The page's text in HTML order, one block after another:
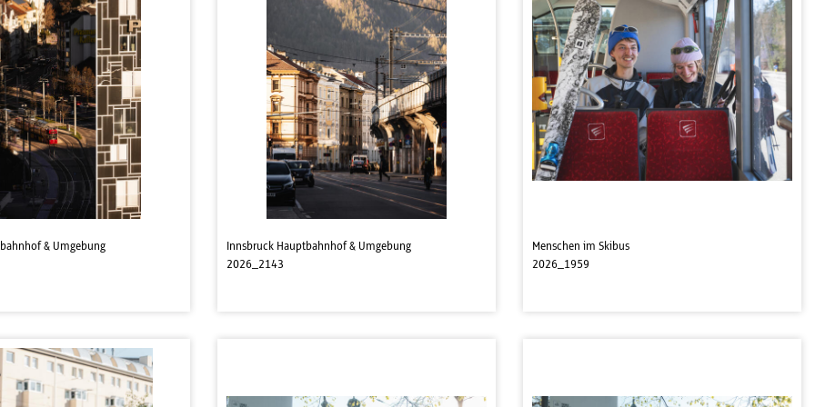
& Umgebung
Innsbruck Hauptbahnhof & Umgebung
2026_2143
Menschen im Skibus
2026_1959